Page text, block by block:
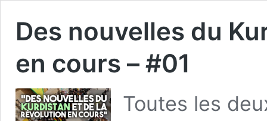
Des nouvelles du
en cours – #01
Toutes les